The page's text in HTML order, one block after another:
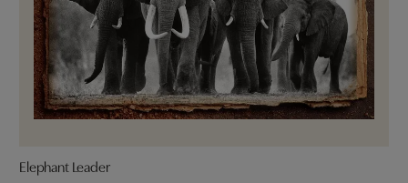
Elephant Leader